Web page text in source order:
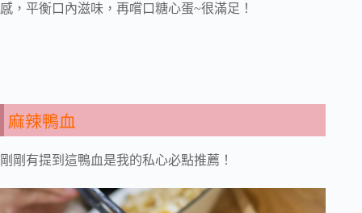
感，平衡口內滋味，再嚐口糖心蛋~很滿足！
麻辣鴨血
剛剛有提到這鴨血是我的私心必點推薦！